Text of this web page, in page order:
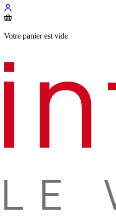
Votre panier est vide